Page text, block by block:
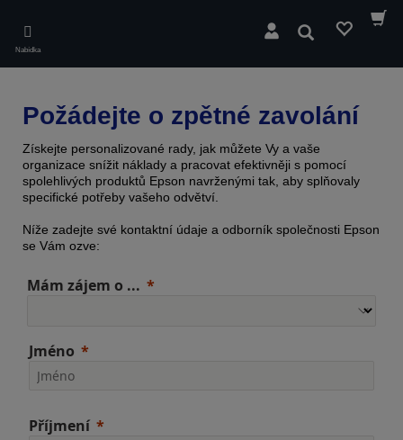
main
content
Nabídka
Hledat
Požádejte o zpětné zavolání
Získejte personalizované rady, jak můžete Vy a vaše
organizace snížit náklady a pracovat efektivněji s pomocí
spolehlivých produktů Epson navrženými tak, aby splňovaly
specifické potřeby vašeho odvětví.
Níže zadejte své kontaktní údaje a odborník společnosti Epson
se Vám ozve:
Mám zájem o ...
Jméno
Příjmení